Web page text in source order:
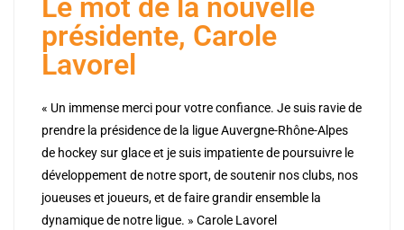
Le mot de la nouvelle
présidente, Carole
Lavorel
« Un immense merci pour votre confiance. Je suis ravie de
prendre la présidence de la ligue Auvergne-Rhône-Alpes
de hockey sur glace et je suis impatiente de poursuivre le
développement de notre sport, de soutenir nos clubs, nos
joueuses et joueurs, et de faire grandir ensemble la
dynamique de notre ligue. » Carole Lavorel